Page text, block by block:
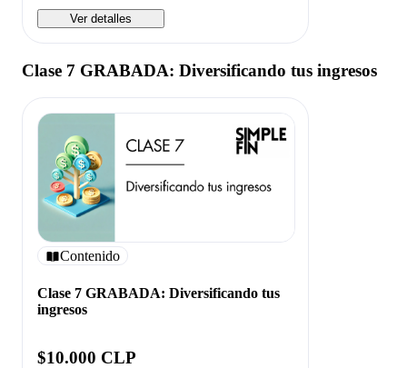
Ver detalles
Clase 7 GRABADA: Diversificando tus ingresos
Contenido
Clase 7 GRABADA: Diversificando tus
ingresos
$10.000 CLP